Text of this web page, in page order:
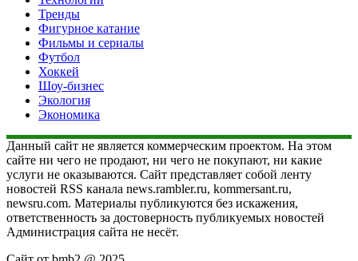
Тренды
Фигурное катание
Фильмы и сериалы
Футбол
Хоккей
Шоу-бизнес
Экология
Экономика
Данный сайт не является коммерческим проектом. На этом
сайте ни чего не продают, ни чего не покупают, ни какие
услуги не оказываются. Сайт представляет собой ленту
новостей RSS канала news.rambler.ru, kommersant.ru,
newsru.com. Материалы публикуются без искажения,
ответственность за достоверность публикуемых новостей
Администрация сайта не несёт.